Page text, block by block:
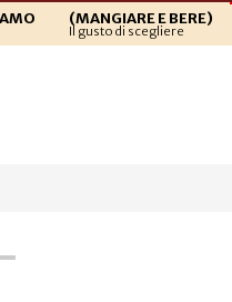
(MANGIARE E BERE)
Il gusto di scegliere
attiva)